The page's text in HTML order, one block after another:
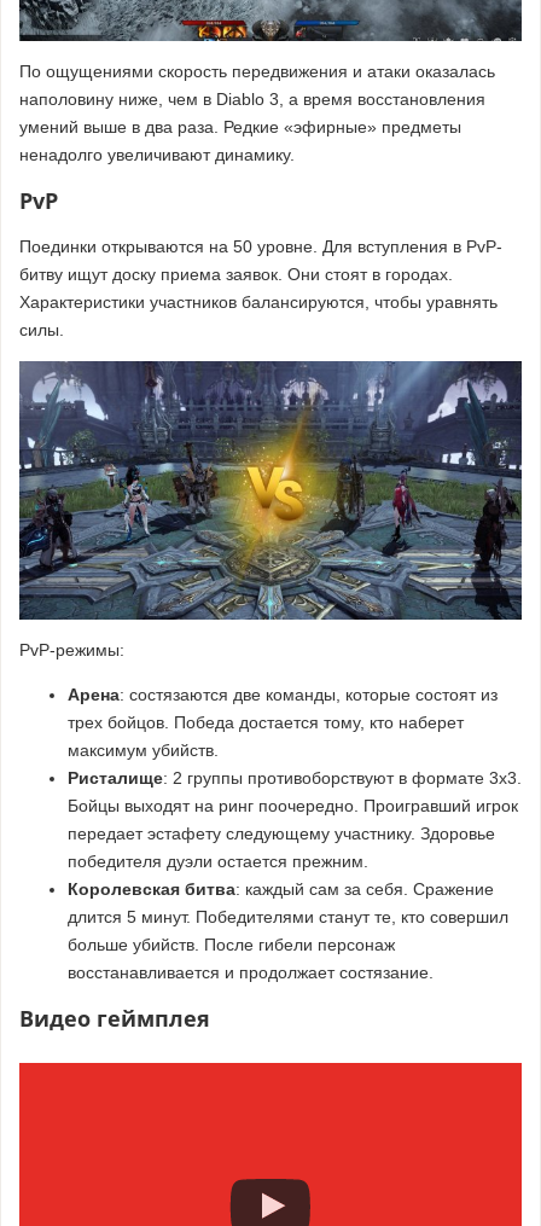
По ощущениями скорость передвижения и атаки оказалась
наполовину ниже, чем в Diablo 3, а время восстановления
умений выше в два раза. Редкие «эфирные» предметы
ненадолго увеличивают динамику.
PvP
Поединки открываются на 50 уровне. Для вступления в PvP-
битву ищут доску приема заявок. Они стоят в городах.
Характеристики участников балансируются, чтобы уравнять
силы.
PvP-режимы:
Арена: состязаются две команды, которые состоят из
трех бойцов. Победа достается тому, кто наберет
максимум убийств.
Ристалище: 2 группы противоборствуют в формате 3x3.
Бойцы выходят на ринг поочередно. Проигравший игрок
передает эстафету следующему участнику. Здоровье
победителя дуэли остается прежним.
Королевская битва: каждый сам за себя. Сражение
длится 5 минут. Победителями станут те, кто совершил
больше убийств. После гибели персонаж
восстанавливается и продолжает состязание.
Видео геймплея